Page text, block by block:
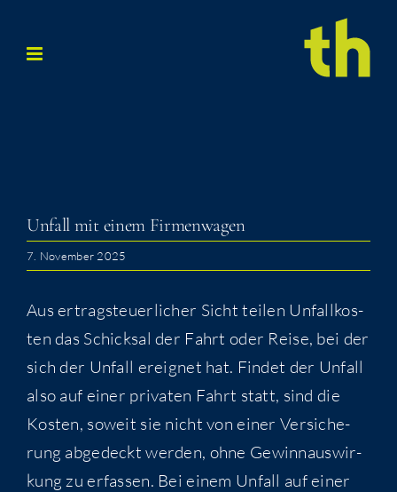
Inhalt
Unfall mit einem Firmenwagen
7. November 2025
Aus ertrag­steu­er­li­cher Sicht tei­len Unfall­kos­
ten das Schick­sal der Fahrt oder Rei­se, bei der
sich der Unfall ereig­net hat. Fin­det der Unfall
also auf einer pri­va­ten Fahrt statt, sind die
Kos­ten, soweit sie nicht von einer Ver­si­che­
rung abge­deckt wer­den, ohne Gewinn­aus­wir­
kung zu erfas­sen. Bei einem Unfall auf einer